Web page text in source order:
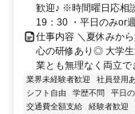
歓迎♪ ※時間曜日応相
19：30 ・平日のみor
仕事内容 ＼夏休みか
心の研修あり◎ 大学生
業とも無理なく両立で
業界未経験者歓迎 社員登用
シフト自由
学歴不問 平日
交通費全額支給
経験者歓迎